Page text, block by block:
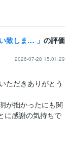
ノイズや不要な音の除去・修復などをお手伝い致します 正式なご購入前に【無料サンプル】を作成致します！ の評価
2026-07-28 15:01:29
ただきありがとう
が拙かったにも関
に感謝の気持ちで